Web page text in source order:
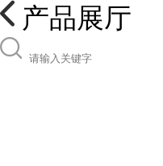
产品展厅